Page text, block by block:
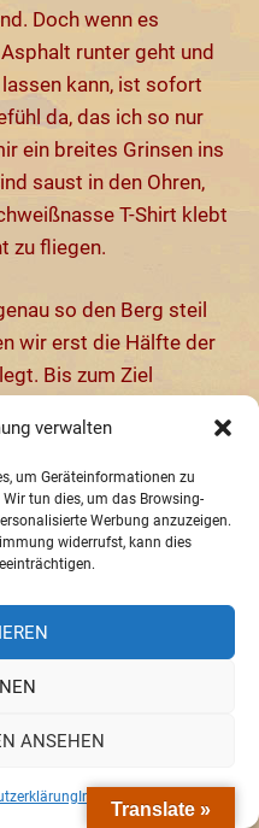
verwalten
um Geräteinformationen zu
tun dies, um das Browsing-
Werbung anzuzeigen.
widerrufst, kann dies
ANSEHEN
Impressum
Doch wenn es
runter geht und
kann, ist sofort
da, das ich so nur
ein breites Grinsen ins
saust in den Ohren,
T-Shirt klebt
zu fliegen.
so den Berg steil
wir erst die Hälfte der
Bis zum Ziel
Berge und Täler sowie
wahrscheinlich ohne
Translate »